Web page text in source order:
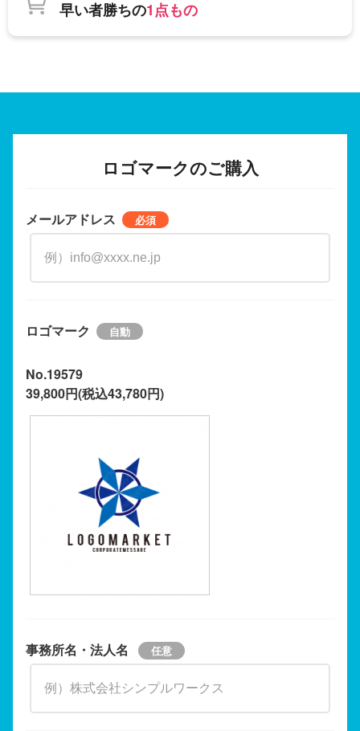
早い者勝ちの1点もの
ロゴマークのご購入
メールアドレス
ロゴマーク
No.19579
39,800円(税込43,780円)
事務所名・法人名